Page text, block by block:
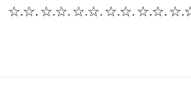
☆.☆. ☆.☆. ☆.☆. ☆.☆. ☆.☆.